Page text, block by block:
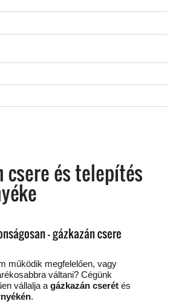
csere és telepítés
– gázkazán csere
működik megfelelően, vagy
váltani? Cégünk
vállalja a gázkazán cserétés
.